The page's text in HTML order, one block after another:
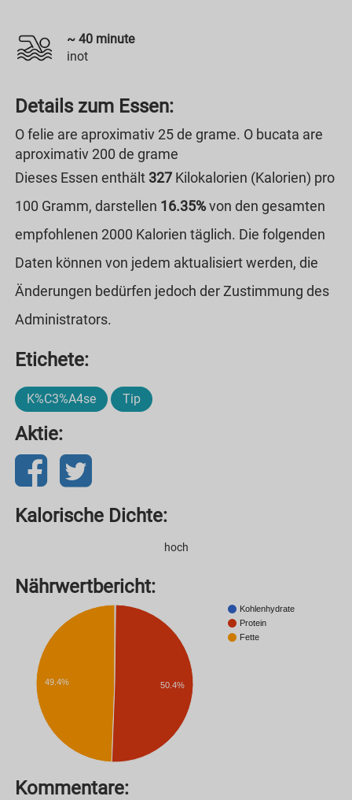
~ 40 minute
inot
Details zum Essen:
O felie are aproximativ 25 de grame. O bucata are
aproximativ 200 de grame
Dieses Essen enthält 327 Kilokalorien (Kalorien) pro
100 Gramm, darstellen 16.35%von den gesamten
empfohlenen 2000 Kalorien täglich. Die folgenden
Daten können von jedem aktualisiert werden, die
Änderungen bedürfen jedoch der Zustimmung des
Administrators.
Etichete:
K%C3%A4se Tip
Aktie:
Kalorische Dichte:
hoch
Nährwertbericht:
Kohlenhydrate
Protein
Fette
49.4% 50.4%
Kommentare: